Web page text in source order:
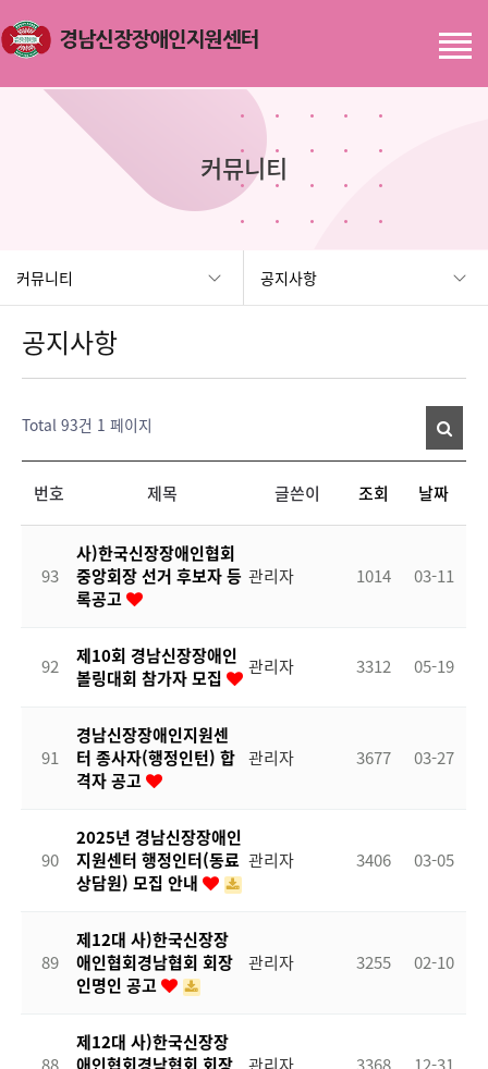
커뮤니티
커뮤니티 공지사항
공지사항
Total 93건 1 페이지
번호 제목 글쓴이 조회 날짜
93
사)한국신장장애인협회
중앙회장 선거 후보자 등
록공고
관리자 1014 03-11
92
제10회 경남신장장애인
볼링대회 참가자 모집
관리자 3312 05-19
91
경남신장장애인지원센
터 종사자(행정인턴) 합
격자 공고
관리자 3677 03-27
90
2025년 경남신장장애인
지원센터 행정인터(동료
상담원) 모집 안내
관리자 3406 03-05
89
제12대 사)한국신장장
애인협회경남협회 회장
인명인 공고
관리자 3255 02-10
제12대 사)한국신장장